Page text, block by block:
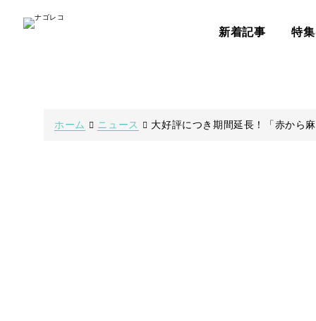
新着記事 特
ホーム ニュース 大好評につき期間延長！「赤から